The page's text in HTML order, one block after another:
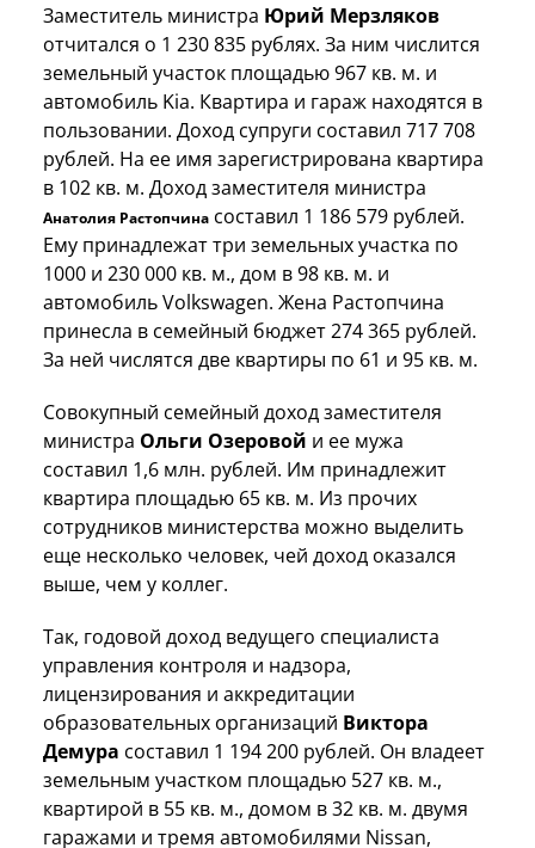
Заместитель министра Юрий Мерзляков
отчитался о 1 230 835 рублях. За ним числится
земельный участок площадью 967 кв. м. и
автомобиль Kia. Квартира и гараж находятся в
пользовании. Доход супруги составил 717 708
рублей. На ее имя зарегистрирована квартира
в 102 кв. м. Доход заместителя министра
Анатолия Растопчина составил 1 186 579 рублей.
Ему принадлежат три земельных участка по
1000 и 230 000 кв. м., дом в 98 кв. м. и
автомобиль Volkswagen. Жена Растопчина
принесла в семейный бюджет 274 365 рублей.
За ней числятся две квартиры по 61 и 95 кв. м.
Совокупный семейный доход заместителя
министра Ольги Озеровой и ее мужа
составил 1,6 млн. рублей. Им принадлежит
квартира площадью 65 кв. м. Из прочих
сотрудников министерства можно выделить
еще несколько человек, чей доход оказался
выше, чем у коллег.
Так, годовой доход ведущего специалиста
управления контроля и надзора,
лицензирования и аккредитации
образовательных организаций Виктора
Демура составил 1 194 200 рублей. Он владеет
земельным участком площадью 527 кв. м.,
квартирой в 55 кв. м., домом в 32 кв. м. двумя
гаражами и тремя автомобилями Nissan,